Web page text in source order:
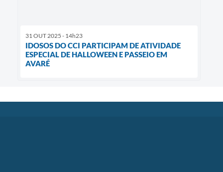
31 OUT 2025 - 14h23
IDOSOS DO CCI PARTICIPAM DE ATIVIDADE
ESPECIAL DE HALLOWEEN E PASSEIO EM
AVARÉ